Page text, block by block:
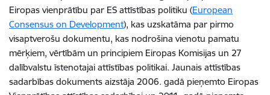
Eiropas vienprātību par ES attīstības politiku (European
Consensus on Development), kas uzskatāma par pirmo
visaptverošu dokumentu, kas nodrošina vienotu pamatu
mērķiem, vērtībām un principiem Eiropas Komisijas un 27
dalībvalstu īstenotajai attīstības politikai. Jaunais attīstības
sadarbības dokuments aizstāja 2006. gadā pieņemto Eiropas